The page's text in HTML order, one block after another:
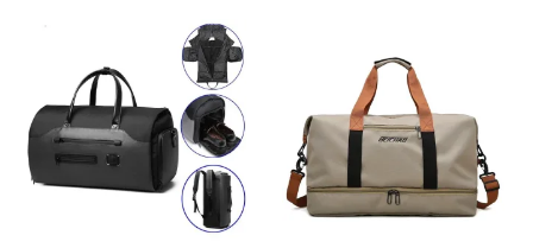
plusieurs
variations.
Les
options
peuvent
être
choisies
variations.
Les
options
peuvent
être
choisies